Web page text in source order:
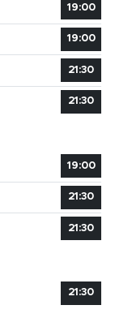
19:00
19:00
21:30
21:30
19:00
21:30
21:30
21:30